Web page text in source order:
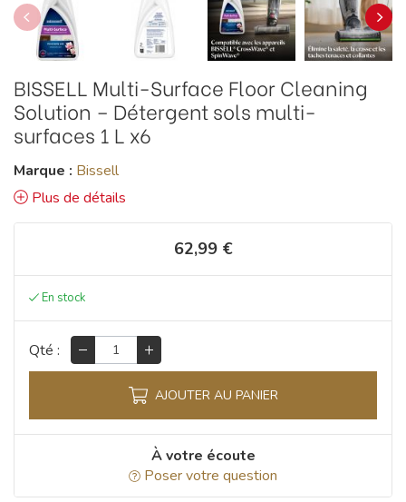
BISSELL Multi-Surface Floor Cleaning
Solution – Détergent sols multi-
surfaces 1 L x6
Marque : Bissell
Plus de détails
62,99 €
Qté :
AJOUTER AU PANIER
À votre écoute
Poser votre question